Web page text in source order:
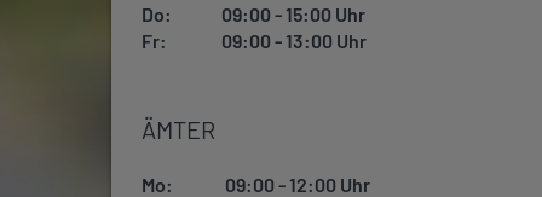
Do:
09:00 - 15:00 Uhr
Fr:
09:00 - 13:00 Uhr
ÄMTER
Mo:
09:00 - 12:00 Uhr